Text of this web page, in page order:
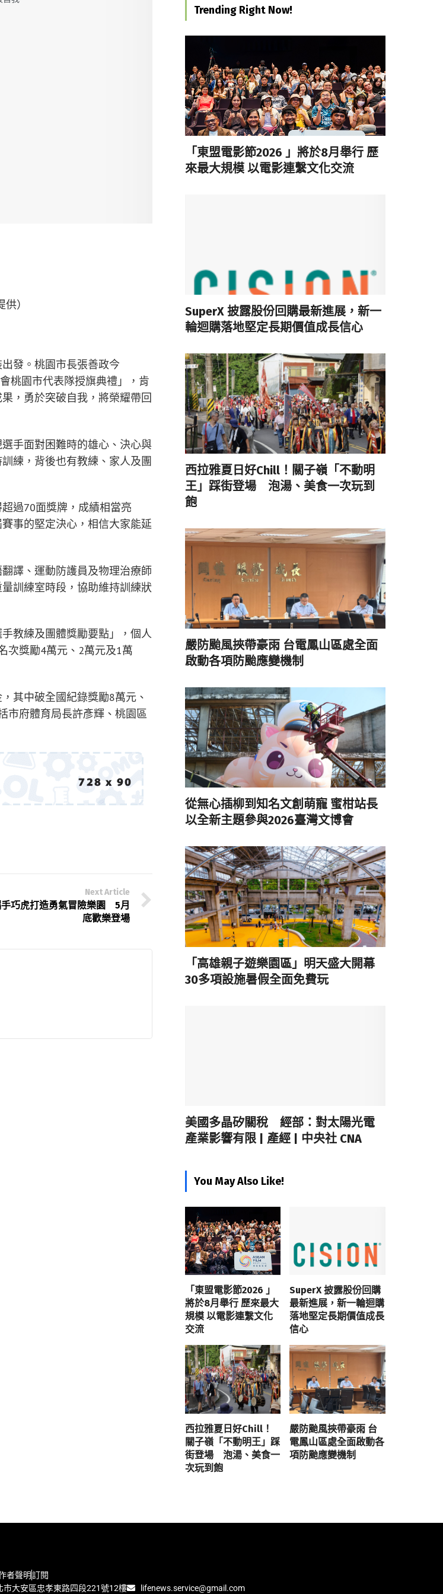
）
發。桃園市長張善政今
桃園市代表隊授旗典禮」，肯
，勇於突破自我，將榮耀帶回
手面對困難時的雄心、決心與
練，背後也有教練、家人及團
過70面獎牌，成績相當亮
事的堅定決心，相信大家能延
譯、運動防護員及物理治療師
訓練室時段，協助維持訓練狀
教練及團體獎勵要點」，個人
次獎勵4萬元、2萬元及1萬
其中破全國紀錄獎勵8萬元、
市府體育局長許彥輝、桃園區
Next Article
巧虎打造勇氣冒險樂園 5月
底歡樂登場
Trending Right Now!
「東盟電影節2026 」將於8月舉行 歷
來最大規模 以電影連繫文化交流
SuperX 披露股份回購最新進展，新一
輪迴購落地堅定長期價值成長信心
西拉雅夏日好Chill！關子嶺「不動明
王」踩街登場 泡湯、美食一次玩到
飽
嚴防颱風挾帶豪雨 台電鳳山區處全面
啟動各項防颱應變機制
從無心插柳到知名文創萌寵 蜜柑站長
以全新主題參與2026臺灣文博會
「高雄親子遊樂園區」明天盛大開幕
30多項設施暑假全面免費玩
美國多晶矽關稅 經部：對太陽光電
產業影響有限 | 產經 | 中央社 CNA
You May Also Like!
「東盟電影節2026 」
將於8月舉行 歷來最大
規模 以電影連繫文化
交流
SuperX 披露股份回購
最新進展，新一輪迴購
落地堅定長期價值成長
信心
西拉雅夏日好Chill！
關子嶺「不動明王」踩
街登場 泡湯、美食一
次玩到飽
嚴防颱風挾帶豪雨 台
電鳳山區處全面啟動各
項防颱應變機制
者聲明訂閱
市大安區忠孝東路四段221號12樓 lifenews.service@gmail.com